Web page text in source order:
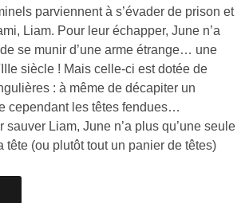
parviennent à s’évader de prison et
Liam. Pour leur échapper, June n’a
se munir d’une arme étrange… une
siècle ! Mais celle-ci est dotée de
: à même de décapiter un
cependant les têtes fendues…
sauver Liam, June n’a plus qu’une seule
tête (ou plutôt tout un panier de têtes)